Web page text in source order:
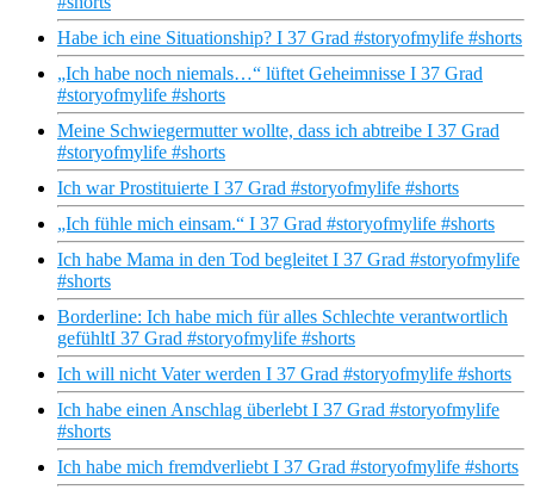
Habe ich eine Situationship? I 37 Grad #storyofmylife #shorts
„Ich habe noch niemals…“ lüftet Geheimnisse I 37 Grad
#storyofmylife #shorts
Meine Schwiegermutter wollte, dass ich abtreibe I 37 Grad
#storyofmylife #shorts
Ich war Prostituierte I 37 Grad #storyofmylife #shorts
„Ich fühle mich einsam.“ I 37 Grad #storyofmylife #shorts
Ich habe Mama in den Tod begleitet I 37 Grad #storyofmylife
#shorts
Borderline: Ich habe mich für alles Schlechte verantwortlich
gefühltI 37 Grad #storyofmylife #shorts
Ich will nicht Vater werden I 37 Grad #storyofmylife #shorts
Ich habe einen Anschlag überlebt I 37 Grad #storyofmylife
#shorts
Ich habe mich fremdverliebt I 37 Grad #storyofmylife #shorts